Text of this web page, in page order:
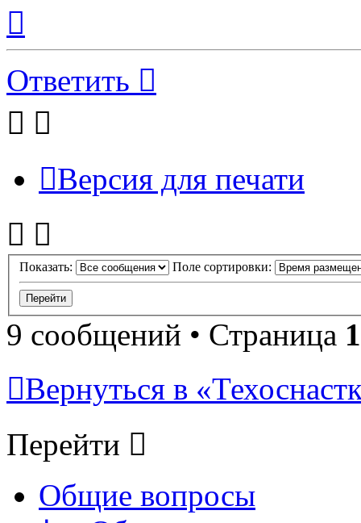
началу
Ответить
Версия для печати
Показать: Поле сортировки:
9 сообщений • Страница 1
Вернуться в
Перейти
Общие вопросы